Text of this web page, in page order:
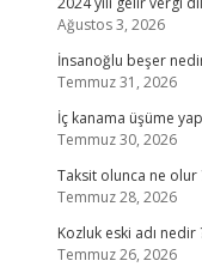
Ağustos 3, 2026
İnsanoğlu beşer
Temmuz 31, 2026
İç kanama üşüme
Temmuz 30, 2026
Taksit olunca ne olur
Temmuz 28, 2026
Kozluk eski adı nedir
Temmuz 26, 2026